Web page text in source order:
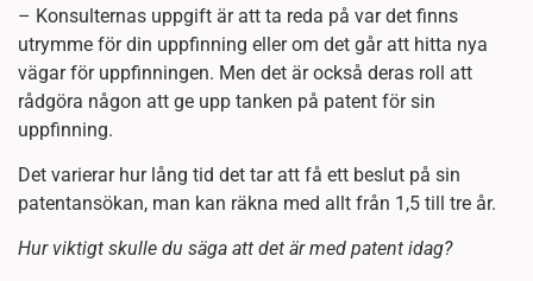
– Konsulternas uppgift är att ta reda på var det finns
utrymme för din uppfinning eller om det går att hitta nya
vägar för uppfinningen. Men det är också deras roll att
rådgöra någon att ge upp tanken på patent för sin
uppfinning.
Det varierar hur lång tid det tar att få ett beslut på sin
patentansökan, man kan räkna med allt från 1,5 till tre år.
Hur viktigt skulle du säga att det är med patent idag?